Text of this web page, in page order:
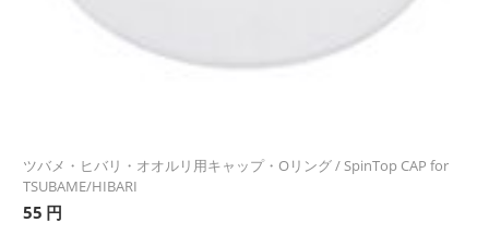
ツバメ・ヒバリ・オオルリ用キャップ・Oリング / SpinTop CAP for
TSUBAME/HIBARI
55 円